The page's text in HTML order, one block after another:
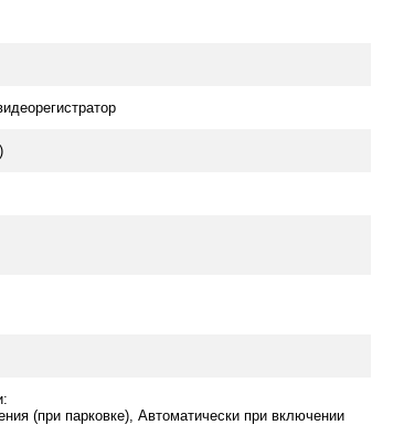
(при парковке), Автоматически при включении